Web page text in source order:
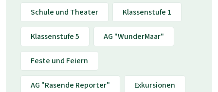
Schule und Theater Klassenstufe 1
Klassenstufe 5 AG "WunderMaar"
Feste und Feiern
AG "Rasende Reporter" Exkursionen